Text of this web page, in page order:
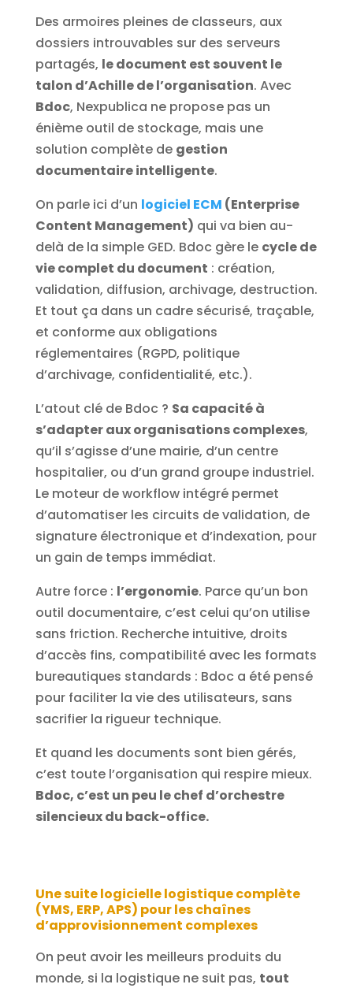
Des armoires pleines de classeurs, aux
dossiers introuvables sur des serveurs
partagés, le document est souvent le
talon d’Achille de l’organisation. Avec
Bdoc, Nexpublica ne propose pas un
énième outil de stockage, mais une
solution complète de gestion
documentaire intelligente.
On parle ici d’un logiciel ECM (Enterprise
Content Management) qui va bien au-
delà de la simple GED. Bdoc gère le cycle de
vie complet du document : création,
validation, diffusion, archivage, destruction.
Et tout ça dans un cadre sécurisé, traçable,
et conforme aux obligations
réglementaires (RGPD, politique
d’archivage, confidentialité, etc.).
L’atout clé de Bdoc ? Sa capacité à
s’adapter aux organisations complexes,
qu’il s’agisse d’une mairie, d’un centre
hospitalier, ou d’un grand groupe industriel.
Le moteur de workflow intégré permet
d’automatiser les circuits de validation, de
signature électronique et d’indexation, pour
un gain de temps immédiat.
Autre force : l’ergonomie. Parce qu’un bon
outil documentaire, c’est celui qu’on utilise
sans friction. Recherche intuitive, droits
d’accès fins, compatibilité avec les formats
bureautiques standards : Bdoc a été pensé
pour faciliter la vie des utilisateurs, sans
sacrifier la rigueur technique.
Et quand les documents sont bien gérés,
c’est toute l’organisation qui respire mieux.
Bdoc, c’est un peu le chef d’orchestre
silencieux du back-office.
Une suite logicielle logistique complète
(YMS, ERP, APS) pour les chaînes
d’approvisionnement complexes
On peut avoir les meilleurs produits du
monde, si la logistique ne suit pas, tout